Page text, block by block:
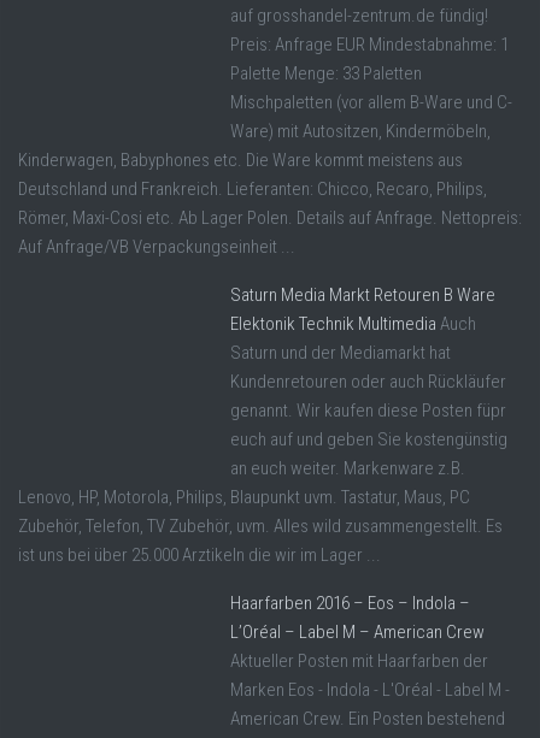
auf grosshandel-zentrum.de fündig!
Preis: Anfrage EUR Mindestabnahme: 1
Palette Menge: 33 Paletten
Mischpaletten (vor allem B-Ware und C-
Ware) mit Autositzen, Kindermöbeln,
Kinderwagen, Babyphones etc. Die Ware kommt meistens aus
Deutschland und Frankreich. Lieferanten: Chicco, Recaro, Philips,
Römer, Maxi-Cosi etc. Ab Lager Polen. Details auf Anfrage. Nettopreis:
Auf Anfrage/VB Verpackungseinheit ...
Saturn Media Markt Retouren B Ware
Elektonik Technik Multimedia Auch
Saturn und der Mediamarkt hat
Kundenretouren oder auch Rückläufer
genannt. Wir kaufen diese Posten füpr
euch auf und geben Sie kostengünstig
an euch weiter. Markenware z.B.
Lenovo, HP, Motorola, Philips, Blaupunkt uvm. Tastatur, Maus, PC
Zubehör, Telefon, TV Zubehör, uvm. Alles wild zusammengestellt. Es
ist uns bei über 25.000 Arztikeln die wir im Lager ...
Haarfarben 2016 – Eos – Indola –
L’Oréal – Label M – American Crew
Aktueller Posten mit Haarfarben der
Marken Eos - Indola - L'Oréal - Label M -
American Crew. Ein Posten bestehend